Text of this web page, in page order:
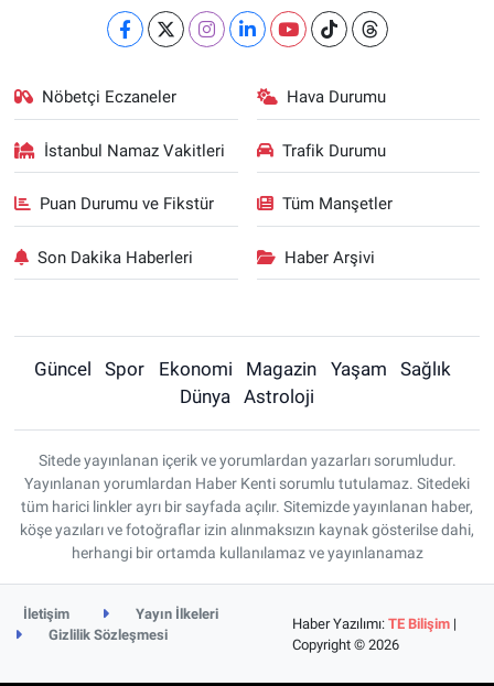
Nöbetçi Eczaneler Hava Durumu
İstanbul Namaz Vakitleri Trafik Durumu
Puan Durumu ve Fikstür Tüm Manşetler
Son Dakika Haberleri Haber Arşivi
Güncel Spor Ekonomi Magazin Yaşam
Sağlık
Dünya
Astroloji
Sitede yayınlanan içerik ve yorumlardan yazarları sorumludur.
Yayınlanan yorumlardan Haber Kenti sorumlu tutulamaz. Sitedeki
tüm harici linkler ayrı bir sayfada açılır. Sitemizde yayınlanan haber,
köşe yazıları ve fotoğraflar izin alınmaksızın kaynak gösterilse dahi,
herhangi bir ortamda kullanılamaz ve yayınlanamaz
İletişim
Yayın İlkeleri
Gizlilik Sözleşmesi
Haber Yazılımı:TE Bilişim |
Copyright © 2026